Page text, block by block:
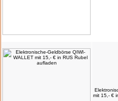
mit 15,- €